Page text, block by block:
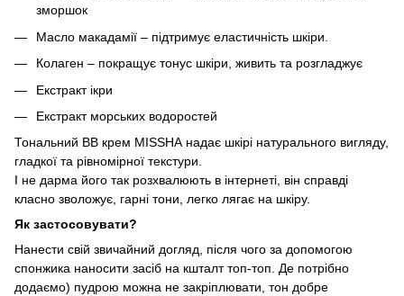
зморшок
Масло макадамії – підтримує еластичність шкіри.
Колаген – покращує тонус шкіри, живить та розгладжує
Екстракт ікри
Екстракт морських водоростей
Тональний ВВ крем MISSHA надає шкірі натурального вигляду,
гладкої та рівномірної текстури.
І не дарма його так розхвалюють в інтернеті, він справді
класно зволожує, гарні тони, легко лягає на шкіру.
Як застосовувати?
Нанести свій звичайний догляд, після чого за допомогою
спонжика наносити засіб на кшталт топ-топ. Де потрібно
додаємо) пудрою можна не закріплювати, тон добре